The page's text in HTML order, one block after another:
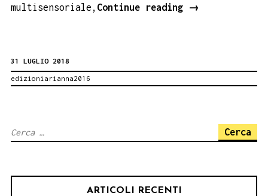
multisensoriale, Continue reading
Kaukana
Fate
→
31 LUGLIO 2018
edizioniarianna2016
Ricerca
ARTICOLI RECENTI